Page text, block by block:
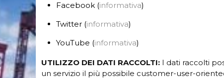
Facebook (informativa)
Twitter (informativa)
YouTube (informativa)
UTILIZZO DEI DATI RACCOLTI: I dati raccolti
un servizio il più possibile customer-user-